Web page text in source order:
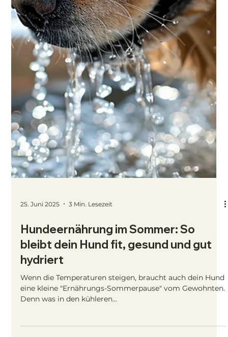
31. Juli 2025 4 Min. Lesezeit
BARF im Urlaub - Wie du deinen Hund
ausgewogen fütterst
Beitrag erfährst du, wie du die Ernährung auch
unterwegs sicherstellst – mit praktischen BARF-
Alternativen wie Trocken-BARF, Reinfleischdosen oder
hochwertigem Nassfutter. Zudem zeige ich dir, wie du
die Umstellung richtig vorbereitest und worauf du
achten solltest, damit dein Hund auch im Urlaub optimal
versorgt ist.